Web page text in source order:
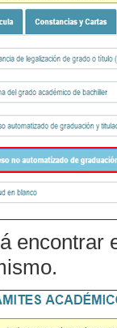
encontrar